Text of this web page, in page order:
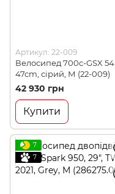
Артикул: 22-009
Велосипед 700c-GSX 54,
47cm, сірий, М (22-009)
42 930 грн
Купити
7
7